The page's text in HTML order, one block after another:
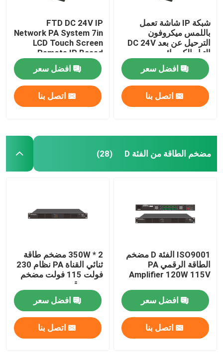
شبكة IP شاشة تعمل
باللمس ميكروفون
الترحيل عن بعد DC 24V
التيار الكهربائي
افضل سعر
اتصل بنا
FTD DC 24V IP
Network PA System 7in
LCD Touch Screen
Remote IP Based
Microphone
افضل سعر
اتصل بنا
مضخم الطاقة من الفئة D (28)
ISO9001 الفئة D مضخم
الطاقة الرقمي PA
Amplifier 120W 115V
افضل سعر
اتصل بنا
2 * 350W مضخم طاقة
ثنائي القناة PA نظام 230
فولت 115 فولت مضخم
صوت رقمي
افضل سعر
اتصل بنا